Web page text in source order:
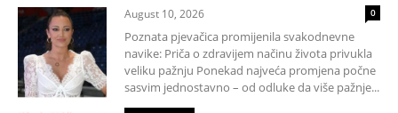
August 10, 2026 0
Poznata pjevačica promijenila svakodnevne
navike: Priča o zdravijem načinu života privukla
veliku pažnju Ponekad najveća promjena počne
sasvim jednostavno – od odluke da više pažnje...